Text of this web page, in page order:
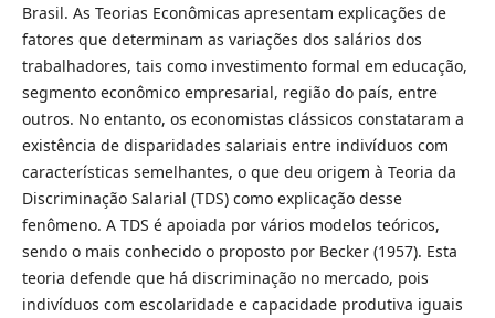
Brasil. As Teorias Econômicas apresentam explicações de
fatores que determinam as variações dos salários dos
trabalhadores, tais como investimento formal em educação,
segmento econômico empresarial, região do país, entre
outros. No entanto, os economistas clássicos constataram a
existência de disparidades salariais entre indivíduos com
características semelhantes, o que deu origem à Teoria da
Discriminação Salarial (TDS) como explicação desse
fenômeno. A TDS é apoiada por vários modelos teóricos,
sendo o mais conhecido o proposto por Becker (1957). Esta
teoria defende que há discriminação no mercado, pois
indivíduos com escolaridade e capacidade produtiva iguais